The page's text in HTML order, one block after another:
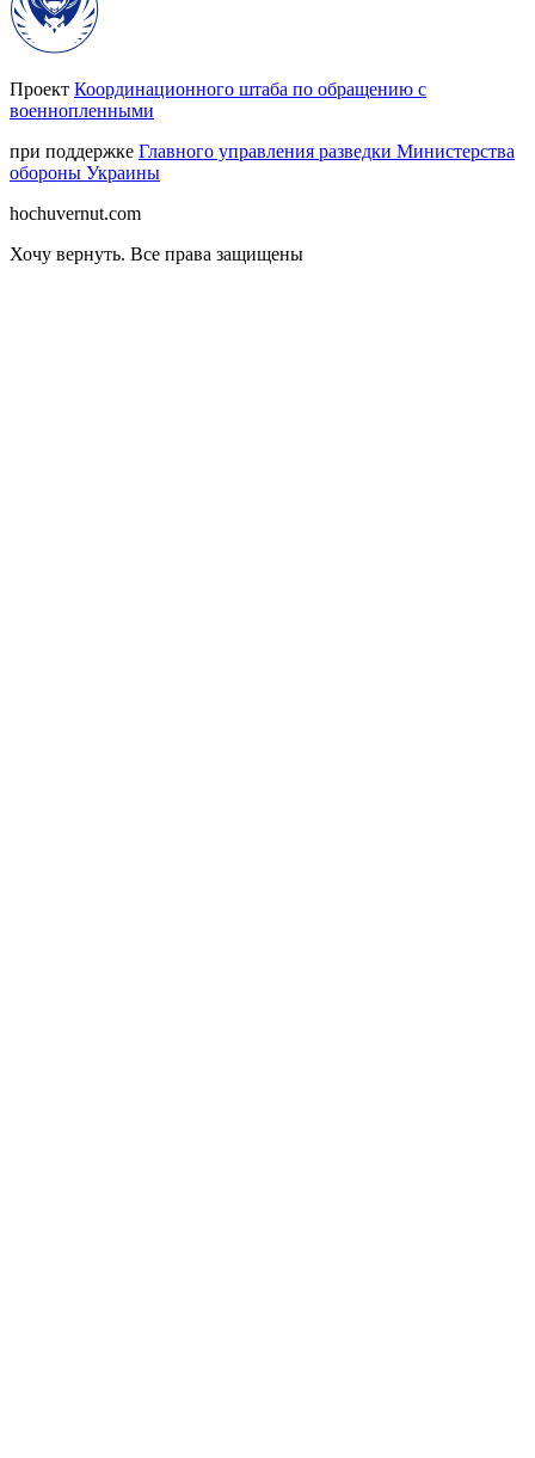
Проект Координационного штаба по обращению с
военнопленными
при поддержке Главного управления разведки Министерства
обороны Украины
hochuvernut.com
Хочу вернуть. Все права защищены